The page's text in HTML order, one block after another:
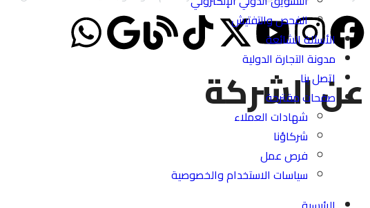
الفحص والتفتيش
الأسئلة الشائعة
مدونة التجارة الدولية
اتصل بنا
صفحات مقترحة
شهادات العملاء
شركاؤنا
فرص عمل
سياسات الاستخدام والخصوصية
عن الشركة